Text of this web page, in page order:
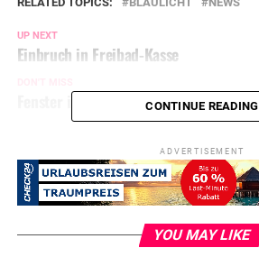
UP NEXT
Einbruch in Freibad-Kasse
Fenster in Vereinsheim eingeworfen
CONTINUE READING
ADVERTISEMENT
YOU MAY LIKE